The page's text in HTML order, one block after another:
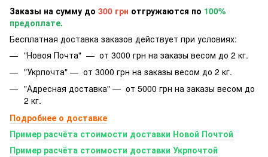
Заказы на сумму до 300 грн отгружаются по 100%
предоплате.
Бесплатная доставка заказов действует при условиях:
"Новоя Почта" — от 3000 грн на заказы весом до 2 кг.
"Укрпочта" — от 3000 грн на заказы весом до 2 кг.
"Адресная доставка" — от 5000 грн на заказы весом до
2 кг.
Подробнее о доставке
Пример расчёта стоимости доставки Новой Почтой
Пример расчёта стоимости доставки Укрпочтой